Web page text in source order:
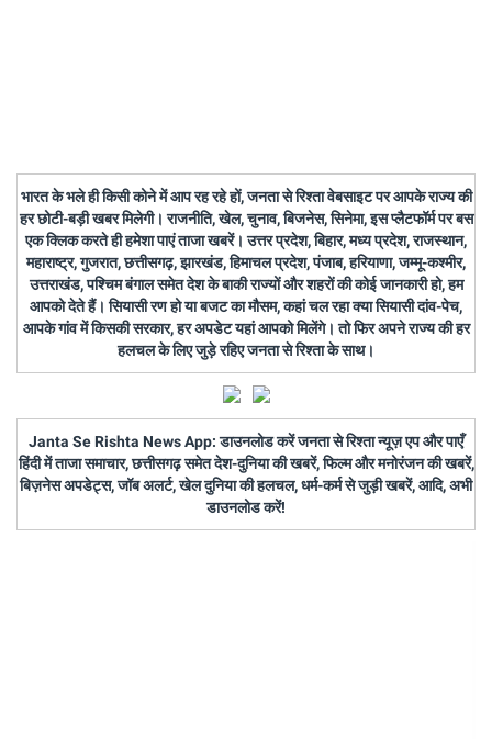
भारत के भले ही किसी कोने में आप रह रहे हों, जनता से रिश्ता वेबसाइट पर आपके राज्य की
हर छोटी-बड़ी खबर मिलेगी। राजनीति, खेल, चुनाव, बिजनेस, सिनेमा, इस प्लैटफॉर्म पर बस
एक क्लिक करते ही हमेशा पाएं ताजा खबरें। उत्तर प्रदेश, बिहार, मध्य प्रदेश, राजस्थान,
महाराष्ट्र, गुजरात, छत्तीसगढ़, झारखंड, हिमाचल प्रदेश, पंजाब, हरियाणा, जम्मू-कश्मीर,
उत्तराखंड, पश्चिम बंगाल समेत देश के बाकी राज्यों और शहरों की कोई जानकारी हो, हम
आपको देते हैं। सियासी रण हो या बजट का मौसम, कहां चल रहा क्या सियासी दांव-पेच,
आपके गांव में किसकी सरकार, हर अपडेट यहां आपको मिलेंगे। तो फिर अपने राज्य की हर
हलचल के लिए जुड़े रहिए जनता से रिश्ता के साथ।
Janta Se Rishta News App: डाउनलोड करें जनता से रिश्ता न्यूज़ एप और पाएँ
हिंदी में ताजा समाचार, छत्तीसगढ़ समेत देश-दुनिया की खबरें, फिल्म और मनोरंजन की खबरें,
बिज़नेस अपडेट्स, जॉब अलर्ट, खेल दुनिया की हलचल, धर्म-कर्म से जुड़ी खबरें, आदि, अभी
डाउनलोड करें!